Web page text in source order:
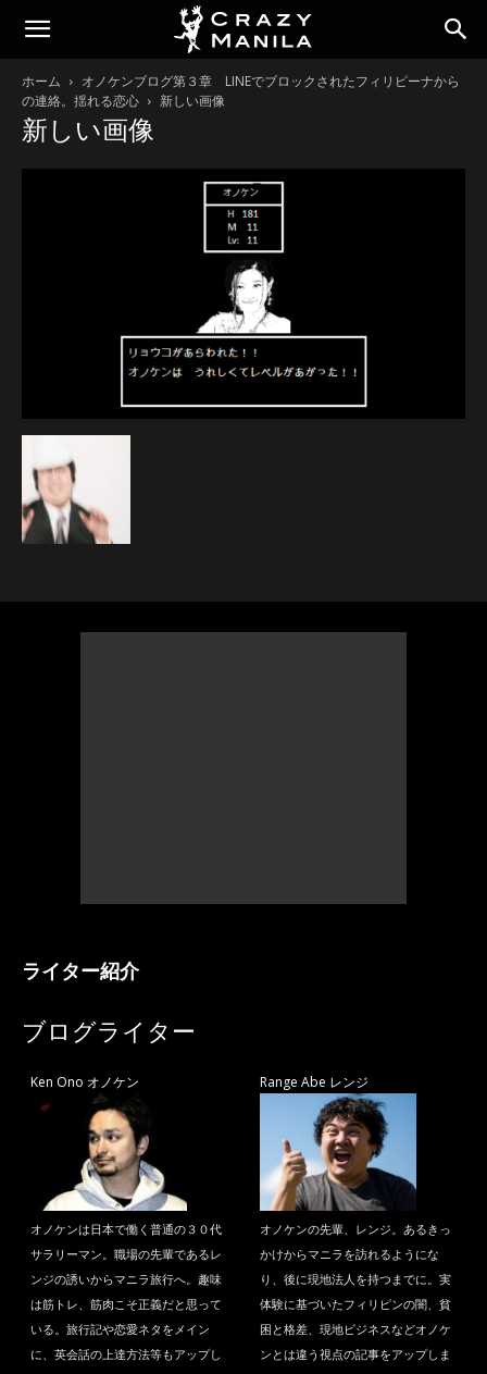
ホーム
オノケンブログ第３章 LINEでブロックされたフィリピーナから
の連絡。揺れる恋心
新しい画像
新しい画像
ライター紹介
ブログライター
Ken Ono オノケン
オノケンは日本で働く普通の３０代
サラリーマン。職場の先輩であるレ
ンジの誘いからマニラ旅行へ。趣味
は筋トレ、筋肉こそ正義だと思って
いる。旅行記や恋愛ネタをメイン
に、英会話の上達方法等もアップし
Range Abe レンジ
オノケンの先輩、レンジ。あるきっ
かけからマニラを訪れるようにな
り、後に現地法人を持つまでに。実
体験に基づいたフィリピンの闇、貧
困と格差、現地ビジネスなどオノケ
ンとは違う視点の記事をアップしま